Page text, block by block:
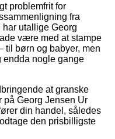
problemfrit for
fra
utallige Georg
være med at stampe
til børn og babyer, men
endda nogle gange
at granske
på Georg Jensen Ur
din handel, således
den prisbilligste